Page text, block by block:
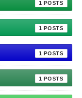
1
1
1
1